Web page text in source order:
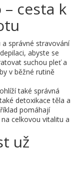
cesta k
správné stravování
abyste se
suchou pleť a
v běžné rutině
také správná
detoxikace těla a
pomáhají
celkovou vitalitu a
už